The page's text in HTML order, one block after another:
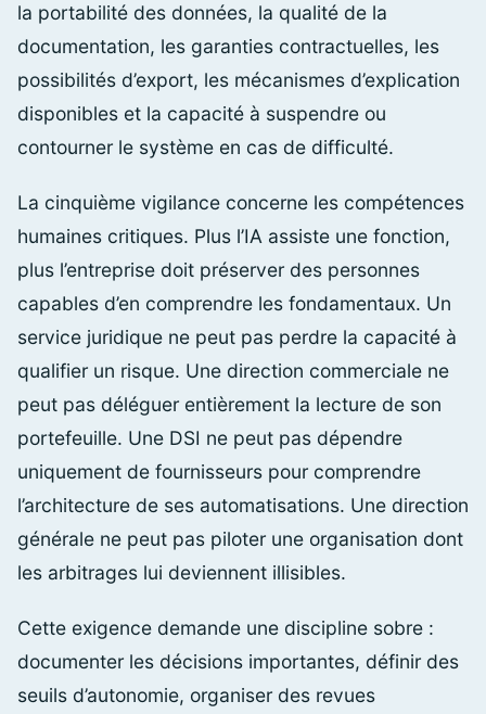
la portabilité des données, la qualité de la
documentation, les garanties contractuelles, les
possibilités d’export, les mécanismes d’explication
disponibles et la capacité à suspendre ou
contourner le système en cas de difficulté.
La cinquième vigilance concerne les compétences
humaines critiques. Plus l’IA assiste une fonction,
plus l’entreprise doit préserver des personnes
capables d’en comprendre les fondamentaux. Un
service juridique ne peut pas perdre la capacité à
qualifier un risque. Une direction commerciale ne
peut pas déléguer entièrement la lecture de son
portefeuille. Une DSI ne peut pas dépendre
uniquement de fournisseurs pour comprendre
l’architecture de ses automatisations. Une direction
générale ne peut pas piloter une organisation dont
les arbitrages lui deviennent illisibles.
Cette exigence demande une discipline sobre :
documenter les décisions importantes, définir des
seuils d’autonomie, organiser des revues